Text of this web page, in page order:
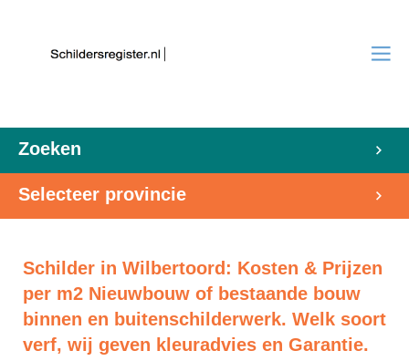
Zoeken
Selecteer provincie
Schilder in Wilbertoord: Kosten & Prijzen
per m2 Nieuwbouw of bestaande bouw
binnen en buitenschilderwerk. Welk soort
verf, wij geven kleuradvies en Garantie.